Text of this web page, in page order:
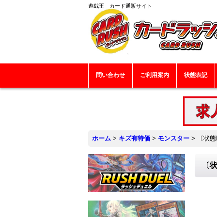
遊戯王 カード通販サイト
問い合わせ ご利用案内 状態表記
ホーム > キズ有特価 > モンスター > 〔状
〔